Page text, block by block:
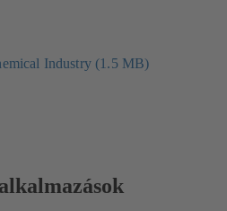
Industry (1.5 MB)